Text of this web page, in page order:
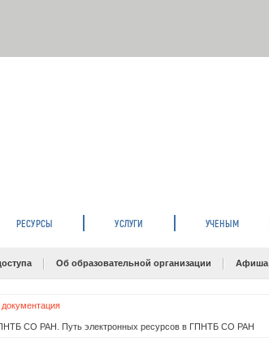
РЕСУРСЫ УСЛУГИ УЧЕНЫМ
Об образовательной организации Афиша
документация
СО РАН. Путь электронных ресурсов в ГПНТБ СО РАН